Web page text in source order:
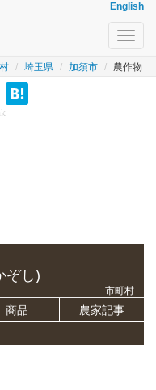
English
埼玉県 加須市 農作物
ぞし)
- 市町村 -
商品
農家記事